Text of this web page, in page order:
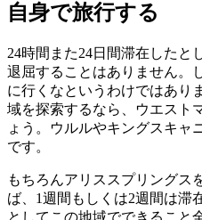
自身で旅行する
24時間また24日間滞在したと
退屈することはありません。
に行くなというわけではあり
域を探索するなら、ウエスト
ょう。ウルルやキングスキャ
です。
もちろんアリススプリングス
ば、1週間もしくは2週間は滞
としてこの地域でできること